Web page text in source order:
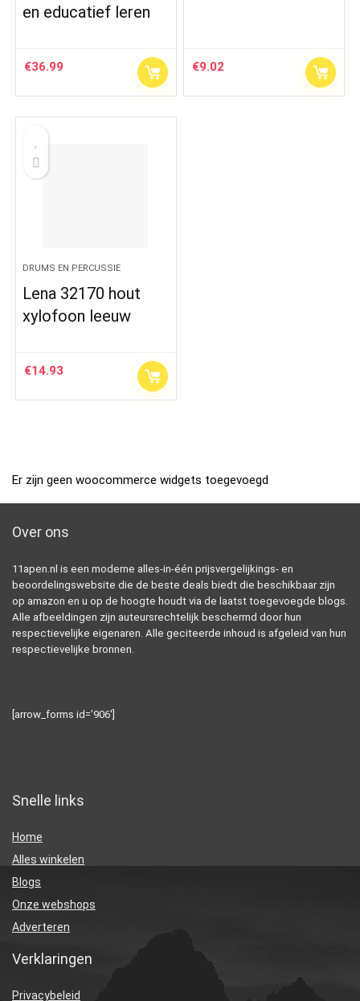
en educatief leren
€36.99 €9.02
DRUMS EN PERCUSSIE
Lena 32170 hout
xylofoon leeuw
€14.93
Er zijn geen woocommerce widgets toegevoegd
Over ons
11apen.nl is een moderne alles-in-één prijsvergelijkings- en
beoordelingswebsite die de beste deals biedt die beschikbaar zijn
op amazon en u op de hoogte houdt via de laatst toegevoegde blogs.
Alle afbeeldingen zijn auteursrechtelijk beschermd door hun
respectievelijke eigenaren. Alle geciteerde inhoud is afgeleid van hun
respectievelijke bronnen.
[arrow_forms id=’906′]
Snelle links
Home
Alles winkelen
Blogs
Onze webshops
Adverteren
Verklaringen
Privacybeleid